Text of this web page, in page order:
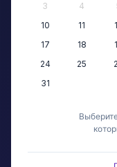
3
4
10
11
17
18
24
25
31